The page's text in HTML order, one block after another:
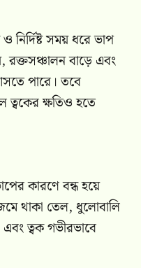
নির্দিষ্ট সময় ধরে ভাপ
রক্তসঞ্চালন বাড়ে এবং
পারে। তবে
ত্বকের ক্ষতিও হতে
কারণে বন্ধ হয়ে
থাকা তেল, ধুলোবালি
ত্বক গভীরভাবে